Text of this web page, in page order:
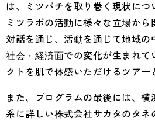
は、ミツバチを取り巻く現状につ
ミツラボの活動に様々な立場か
対話を通じ、活動を通じて地域の
社会・経済面での変化が生まれて
クトを肌で体感いただけるツアー
また、プログラムの最後には、
系に詳しい株式会社サカタのタネ